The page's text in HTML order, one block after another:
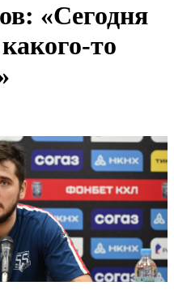
«Сегодня
то